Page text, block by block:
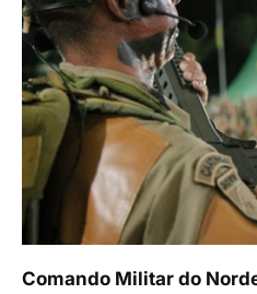
Comando Militar do